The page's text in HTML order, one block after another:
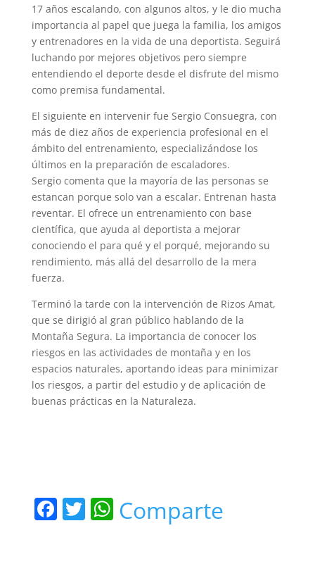
17 años escalando, con algunos altos, y le dio mucha
importancia al papel que juega la familia, los amigos
y entrenadores en la vida de una deportista. Seguirá
luchando por mejores objetivos pero siempre
entendiendo el deporte desde el disfrute del mismo
como premisa fundamental.
El siguiente en intervenir fue Sergio Consuegra, con
más de diez años de experiencia profesional en el
ámbito del entrenamiento, especializándose los
últimos en la preparación de escaladores.
Sergio comenta que la mayoría de las personas se
estancan porque solo van a escalar. Entrenan hasta
reventar. El ofrece un entrenamiento con base
científica, que ayuda al deportista a mejorar
conociendo el para qué y el porqué, mejorando su
rendimiento, más allá del desarrollo de la mera
fuerza.
Terminó la tarde con la intervención de Rizos Amat,
que se dirigió al gran público hablando de la
Montaña Segura. La importancia de conocer los
riesgos en las actividades de montaña y en los
espacios naturales, aportando ideas para minimizar
los riesgos, a partir del estudio y de aplicación de
buenas prácticas en la Naturaleza.
F T W
Comparte